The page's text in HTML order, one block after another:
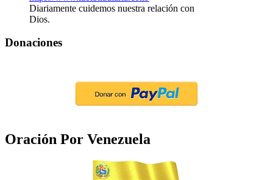
Diariamente cuidemos nuestra relación con
Dios.
Donaciones
Oración Por Venezuela